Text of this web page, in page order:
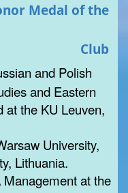
Medal of the
Club
and Polish
and Eastern
at the KU Leuven,
University,
Lithuania.
at the